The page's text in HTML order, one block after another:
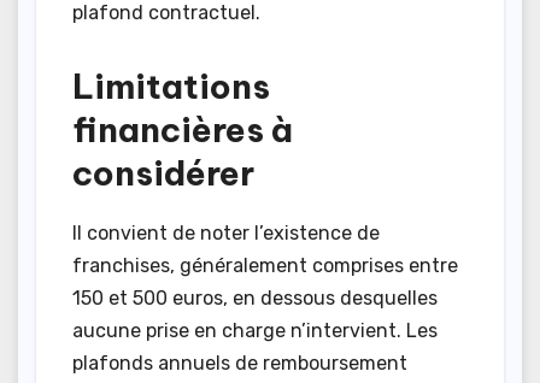
plafond contractuel.
Limitations
financières à
considérer
Il convient de noter l’existence de
franchises, généralement comprises entre
150 et 500 euros, en dessous desquelles
aucune prise en charge n’intervient. Les
plafonds annuels de remboursement